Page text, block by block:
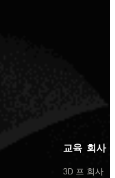
교육
3D 프
회사
회사